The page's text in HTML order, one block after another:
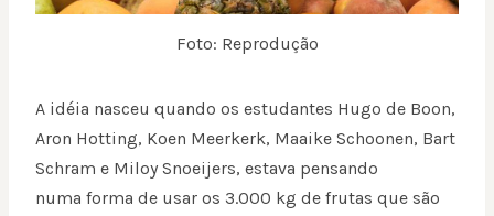
Foto: Reprodução
A idéia nasceu quando os estudantes Hugo de Boon,
Aron Hotting, Koen Meerkerk, Maaike Schoonen, Bart
Schram e Miloy Snoeijers, estava pensando
numa forma de usar os 3.000 kg de frutas que são